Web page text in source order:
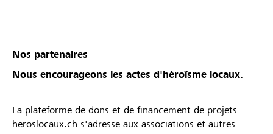
Nos partenaires
Nous encourageons les actes d'héroïsme locaux.
La plateforme de dons et de financement de projets
heroslocaux.ch s'adresse aux associations et autres